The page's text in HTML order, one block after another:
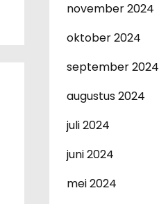
november 2024
oktober 2024
september 2024
augustus 2024
juli 2024
juni 2024
mei 2024